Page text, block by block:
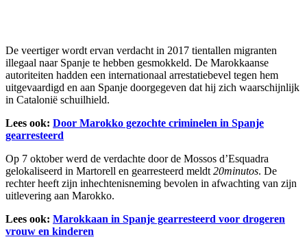
De veertiger wordt ervan verdacht in 2017 tientallen migranten
illegaal naar Spanje te hebben gesmokkeld. De Marokkaanse
autoriteiten hadden een internationaal arrestatiebevel tegen hem
uitgevaardigd en aan Spanje doorgegeven dat hij zich waarschijnlijk
in Catalonië schuilhield.
Lees ook: Door Marokko gezochte criminelen in Spanje
gearresteerd
Op 7 oktober werd de verdachte door de Mossos d’Esquadra
gelokaliseerd in Martorell en gearresteerd meldt 20minutos. De
rechter heeft zijn inhechtenisneming bevolen in afwachting van zijn
uitlevering aan Marokko.
Lees ook: Marokkaan in Spanje gearresteerd voor drogeren
vrouw en kinderen